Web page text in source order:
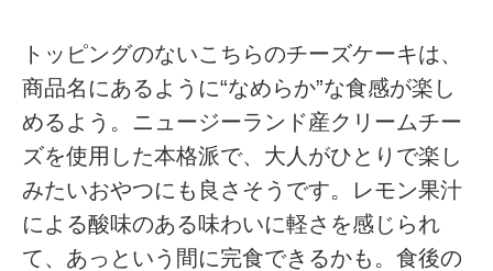
トッピングのないこちらのチーズケーキは、
商品名にあるように“なめらか”な食感が楽し
めるよう。ニュージーランド産クリームチー
ズを使用した本格派で、大人がひとりで楽し
みたいおやつにも良さそうです。レモン果汁
による酸味のある味わいに軽さを感じられ
て、あっという間に完食できるかも。食後の